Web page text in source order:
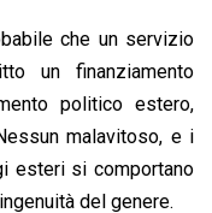
che un servizio
un finanziamento
politico estero,
malavitoso, e i
esteri si comportano
del genere.